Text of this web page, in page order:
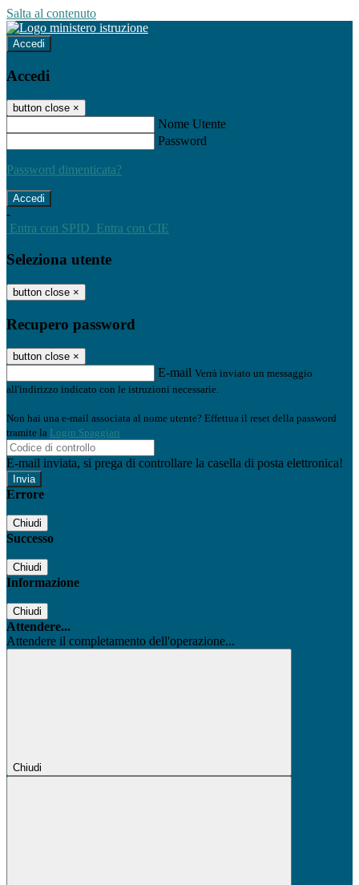
Salta al contenuto
Accedi
Accedi
button close ×
Nome Utente
Password
Password dimenticata?
-
Entra con SPID Entra con CIE
Seleziona utente
button close ×
Recupero password
button close ×
E-mail Verrà inviato un messaggio
all'indirizzo indicato con le istruzioni necessarie.
Non hai una e-mail associata al nome utente? Effettua il reset della password
tramite la Login Spaggiari
E-mail inviata, si prega di controllare la casella di posta elettronica!
Errore
Chiudi
Successo
Chiudi
Informazione
Chiudi
Attendere...
Attendere il completamento dell'operazione...
Chiudi